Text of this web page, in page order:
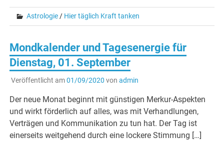
Astrologie/ Hier täglich Kraft tanken
Mondkalender und Tagesenergie für
Dienstag, 01. September
Veröffentlicht am01/09/2020 von admin
Der neue Monat beginnt mit günstigen Merkur-Aspekten
und wirkt förderlich auf alles, was mit Verhandlungen,
Verträgen und Kommunikation zu tun hat. Der Tag ist
einerseits weitgehend durch eine lockere Stimmung […]